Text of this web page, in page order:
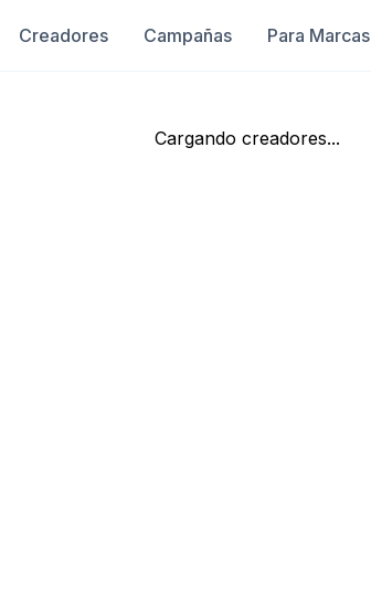
Creadores Campañas Para Marcas
Cargando creadores...